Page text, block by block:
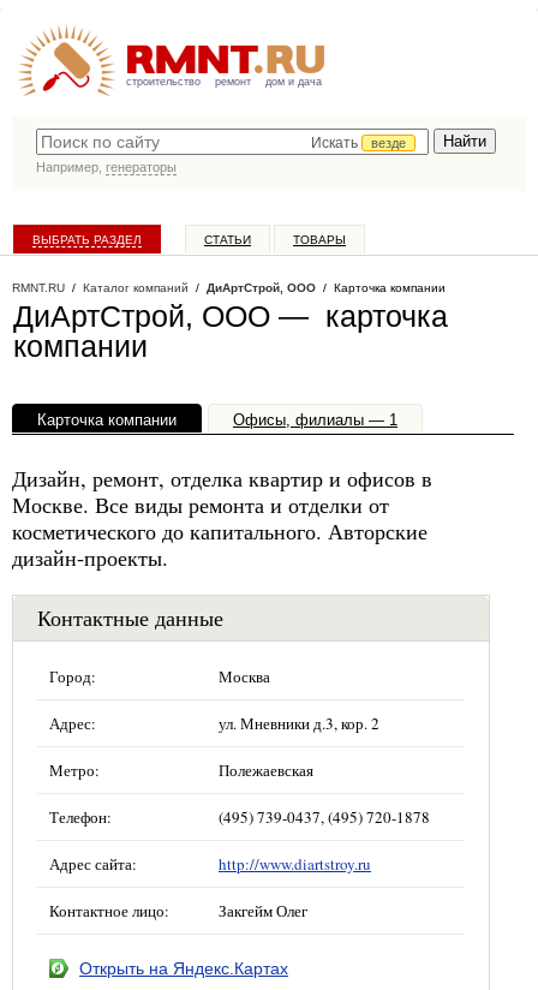
строительство ремонт дом и дача
Искать
везде
Например, генераторы
ВЫБРАТЬ РАЗДЕЛ СТАТЬИ ТОВАРЫ
RMNT.RU / Каталог компаний / ДиАртСтрой, ООО / Карточка компании
ДиАртСтрой, ООО — карточка
компании
Карточка компании Офисы, филиалы — 1
Дизайн, ремонт, отделка квартир и офисов в
Москве. Все виды ремонта и отделки от
косметического до капитального. Авторские
дизайн-проекты.
Контактные данные
Город: Москва
Адрес: ул. Мневники д.3, кор. 2
Метро: Полежаевская
Телефон: (495) 739-0437, (495) 720-1878
Адрес сайта: http://www.diartstroy.ru
Контактное лицо: Закгейм Олег
Открыть на Яндекс.Картах